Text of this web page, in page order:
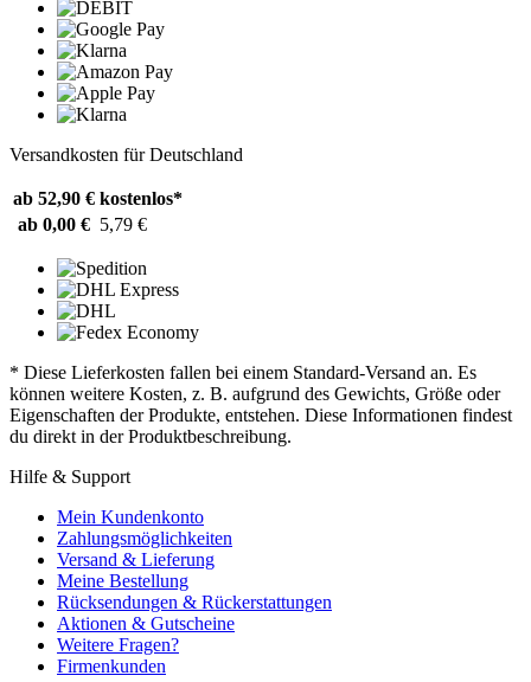
Versandkosten für Deutschland
ab 52,90 € kostenlos*
ab 0,00 € 5,79 €
* Diese Lieferkosten fallen bei einem Standard-Versand an. Es
können weitere Kosten, z. B. aufgrund des Gewichts, Größe oder
Eigenschaften der Produkte, entstehen. Diese Informationen findest
du direkt in der Produktbeschreibung.
Hilfe & Support
Mein Kundenkonto
Zahlungsmöglichkeiten
Versand & Lieferung
Meine Bestellung
Rücksendungen & Rückerstattungen
Aktionen & Gutscheine
Weitere Fragen?
Firmenkunden